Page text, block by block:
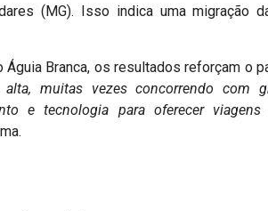
(MG). Isso indica uma migração
Águia Branca, os resultados reforçam o
muitas vezes concorrendo com
e tecnologia para oferecer